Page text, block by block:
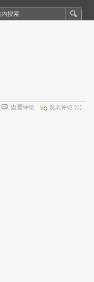
发表评论 (0)
查看评论